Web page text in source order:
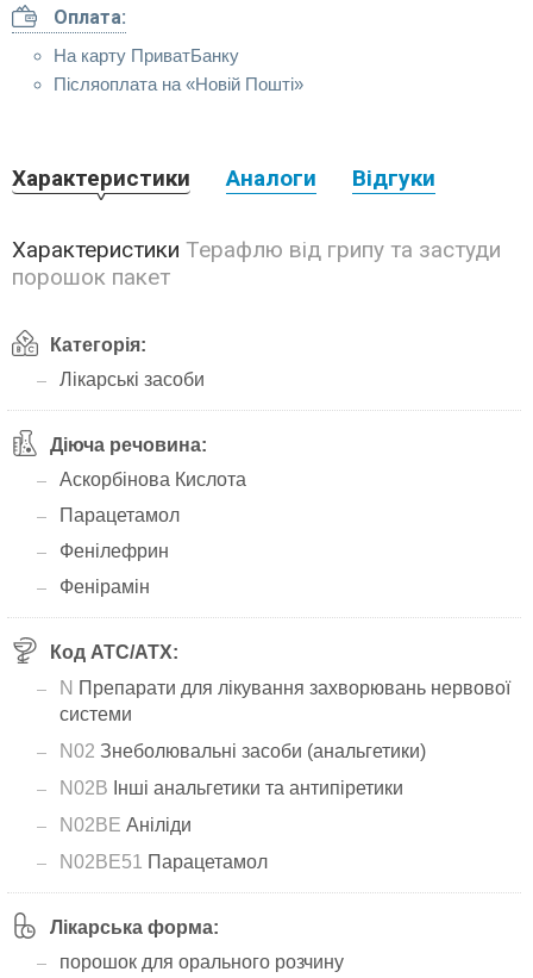
Оплата:
На карту ПриватБанку
Післяоплата на «Новій Пошті»
Характеристики Аналоги Відгуки
Характеристики Терафлю від грипу та застуди
порошок пакет
Категорія:
Лікарські засоби
Діюча речовина:
Аскорбінова Кислота
Парацетамол
Фенілефрин
Фенірамін
Код АТС/ATX:
N Препарати для лікування захворювань нервової
системи
N02 Знеболювальні засоби (анальгетики)
N02B Інші анальгетики та антипіретики
N02BE Аніліди
N02BE51
Парацетамол
Лікарська форма:
порошок для орального розчину